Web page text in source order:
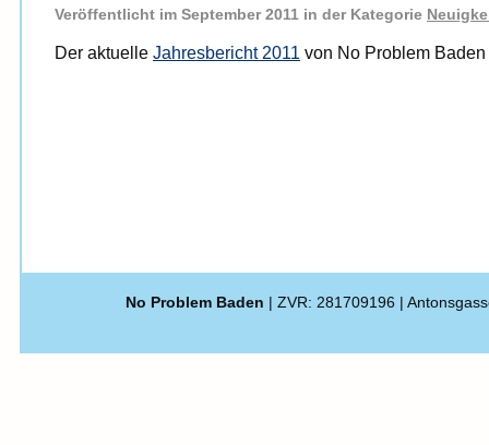
Veröffentlicht im September 2011 in der Kategorie
Der aktuelle Jahresbericht 2011 von No Problem
No Problem Baden | ZVR: 281709196 |